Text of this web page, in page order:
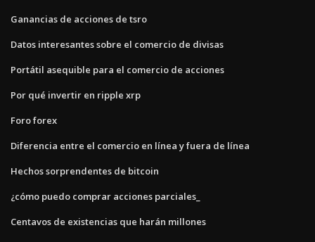
Ganancias de acciones de tsro
Datos interesantes sobre el comercio de divisas
Portátil asequible para el comercio de acciones
Por qué invertir en ripple xrp
Foro forex
Diferencia entre el comercio en línea y fuera de línea
Hechos sorprendentes de bitcoin
¿cómo puedo comprar acciones parciales_
Centavos de existencias que harán millones